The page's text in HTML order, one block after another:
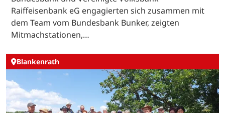
Raiffeisenbank eG engagierten sich zusammen mit
dem Team vom Bundesbank Bunker, zeigten
Mitmachstationen,…
Blankenrath